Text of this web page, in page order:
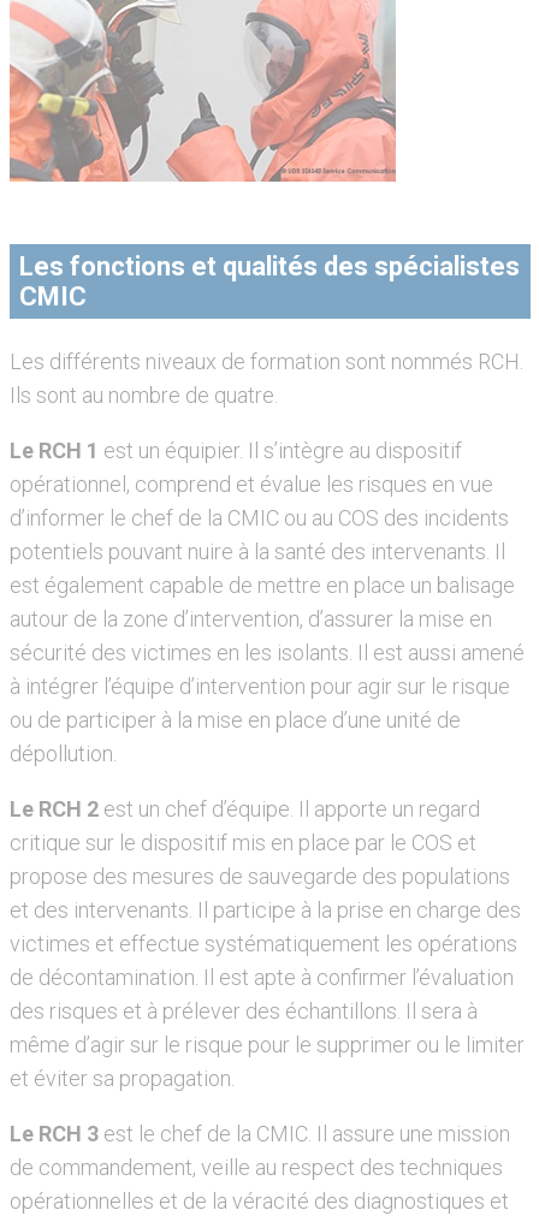
Les fonctions et qualités des spécialistes
CMIC
Les différents niveaux de formation sont nommés RCH.
Ils sont au nombre de quatre.
Le RCH 1 est un équipier. Il s’intègre au dispositif
opérationnel, comprend et évalue les risques en vue
d’informer le chef de la CMIC ou au COS des incidents
potentiels pouvant nuire à la santé des intervenants. Il
est également capable de mettre en place un balisage
autour de la zone d’intervention, d’assurer la mise en
sécurité des victimes en les isolants. Il est aussi amené
à intégrer l’équipe d’intervention pour agir sur le risque
ou de participer à la mise en place d’une unité de
dépollution.
Le RCH 2est un chef d’équipe. Il apporte un regard
critique sur le dispositif mis en place par le COS et
propose des mesures de sauvegarde des populations
et des intervenants. Il participe à la prise en charge des
victimes et effectue systématiquement les opérations
de décontamination. Il est apte à confirmer l’évaluation
des risques et à prélever des échantillons. Il sera à
même d’agir sur le risque pour le supprimer ou le limiter
et éviter sa propagation.
Le RCH 3est le chef de la CMIC. Il assure une mission
de commandement, veille au respect des techniques
opérationnelles et de la véracité des diagnostiques et